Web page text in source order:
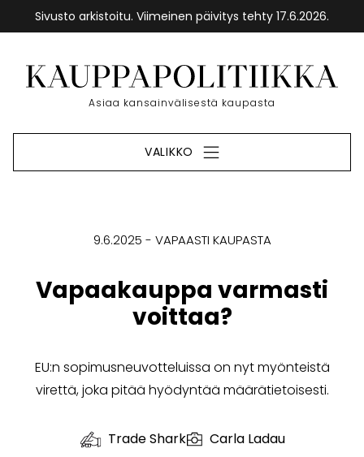
Sivusto arkistoitu. Viimeinen päivitys tehty 17.6.2026.
sisältöön
Etusivu
Asiaa kansainvälisestä kaupasta
VALIKKO
9.6.2025 VAPAASTI KAUPASTA
Vapaakauppa varmasti
voittaa?
EU:n sopimusneuvotteluissa on nyt myönteistä
virettä, joka pitää hyödyntää määrätietoisesti.
Trade Shark Carla Ladau